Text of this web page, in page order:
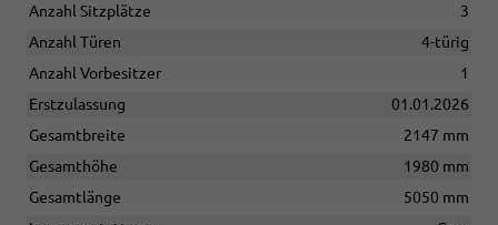
Anzahl Sitzplätze
3
Anzahl Türen
4-türig
Anzahl Vorbesitzer
1
Erstzulassung
01.01.2026
Gesamtbreite
2147 mm
Gesamthöhe
1980 mm
Gesamtlänge
5050 mm